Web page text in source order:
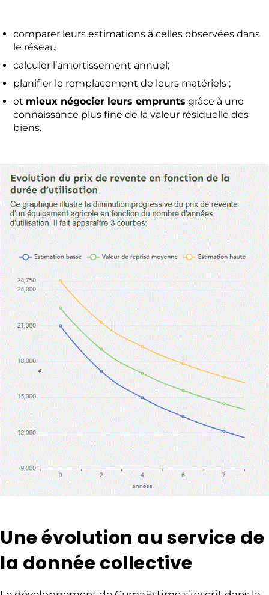
comparer leurs estimations à celles observées dans
le réseau
calculer l’amortissement annuel;
planifier le remplacement de leurs matériels ;
et mieux négocier leurs emprunts grâce à une
connaissance plus fine de la valeur résiduelle des
biens.
Une évolution au service de
la donnée collective